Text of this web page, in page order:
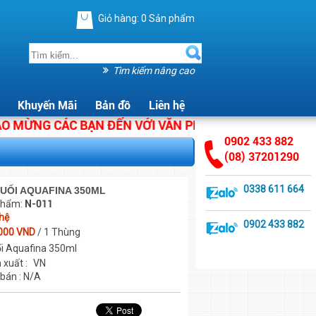
Giỏ hàng: 0 Sản phẩm
Tìm kiếm nâng cao
Khuyến Mãi Bản đồ Liên hệ
CÁC BẠN ĐẾN VỚI VĂN PHÒNG PHẨM ÁNH
AQUAFINA 350ML
N-011
VND/ 1 Thùng
Aquafina 350ml
xuất : VN
: N/A
0902 433 882
(08) 37201290
0338 611 664
0902 433 882